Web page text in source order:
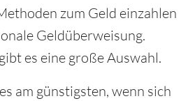
zum Geld einzahlen
Geldüberweisung.
es eine große Auswahl.
am günstigsten, wenn sich